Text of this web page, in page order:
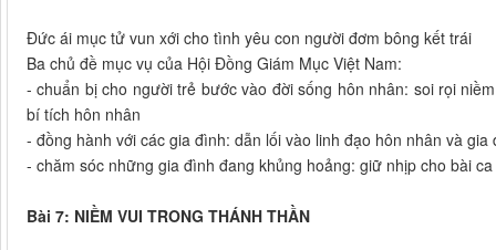
Đức ái mục tử vun xới cho tình yêu con người đơm bông kết trái
Ba chủ đề mục vụ của Hội Đồng Giám Mục Việt Nam:
- chuẩn bị cho người trẻ bước vào đời sống hôn nhân: soi rọi
bí tích hôn nhân
- đồng hành với các gia đình: dẫn lối vào linh đạo hôn nhân và gia
- chăm sóc những gia đình đang khủng hoảng: giữ nhịp cho bài
Bài 7: NIỀM VUI TRONG THÁNH THẦN